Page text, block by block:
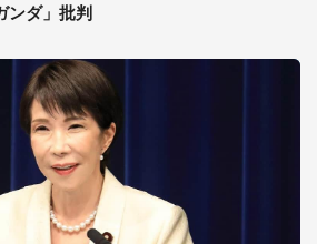
ンダ」批判